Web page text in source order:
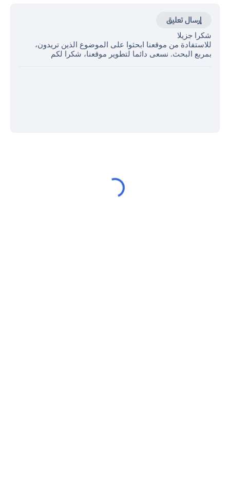
إرسال تعليق
شكرا جزيلا
للاستفادة من موقعنا ابحثوا على الموضوع الذين تريدون،
بمربع البحث. نسعى دائما لتطوير موقعنا، شكرا لكم